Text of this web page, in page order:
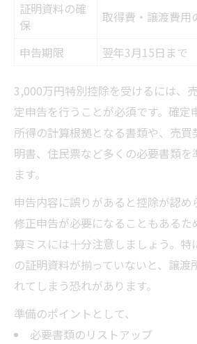
証明資料の確
保
取得費・譲渡費用
申告期限 翌年3月15日まで
3,000万円特別控除を受けるには、
定申告を行うことが必須です。確定
所得の計算根拠となる書類や、売
明書、住民票など多くの必要書類を
ます。
申告内容に誤りがあると控除が認め
修正申告が必要になることもある
算ミスには十分注意しましょう。特
の証明資料が揃っていないと、譲渡
れてしまう恐れがあります。
準備のポイントとして、
必要書類のリストアップ